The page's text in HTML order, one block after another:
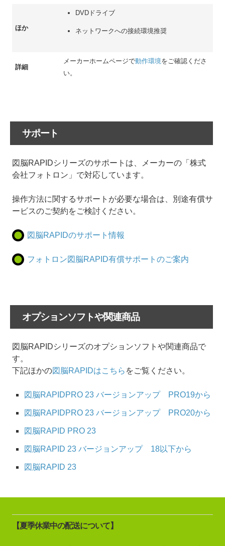
ほか
DVDドライブ
ネットワークへの接続環境推奨
詳細
メーカーホームページで動作環境をご確認くださ
い。
サポート
図脳RAPIDシリーズのサポートは、メーカーの「株式
会社フォトロン」で対応しています。
操作方法に関するサポートが必要な場合は、別途有償サ
ービスのご契約をご検討ください。
図脳RAPIDのサポート情報
フォトロン図脳RAPID有償サポートのご案内
オプションソフトや関連商品
図脳RAPIDシリーズのオプションソフトや関連商品で
す。
下記ほかの図脳RAPIDはこちら をご覧ください。
図脳RAPIDPRO 23 バージョンアップ PRO19から
図脳RAPIDPRO 23 バージョンアップ PRO20から
図脳RAPID PRO 23
図脳RAPID 23 バージョンアップ 18以下から
図脳RAPID 23
【夏季休業中の配送について】